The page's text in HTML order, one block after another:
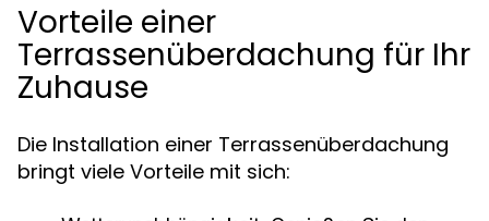
Vorteile einer
Terrassenüberdachung für Ihr
Zuhause
Die Installation einer Terrassenüberdachung
bringt viele Vorteile mit sich: